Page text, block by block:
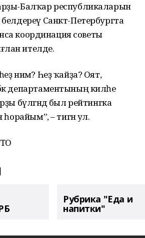
Балҡар республикаларын
Санкт-Петербургта
координация советы
ителде.
нимә? Һеҙ ҡайҙа? Оят,
департаментының киләһе
бүлгәндә был рейтингка
һорайым”, – тигән ул.
Рубрика "Еда и
напитки"